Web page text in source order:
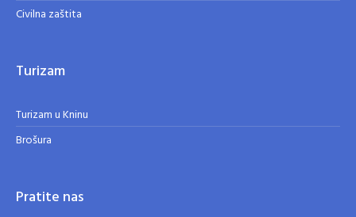
Civilna zaštita
Turizam
Turizam u Kninu
Brošura
Pratite nas